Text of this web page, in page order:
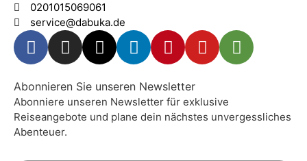
0201015069061
service@dabuka.de
Abonnieren Sie unseren Newsletter
Abonniere unseren Newsletter für exklusive
Reiseangebote und plane dein nächstes unvergessliches
Abenteuer.